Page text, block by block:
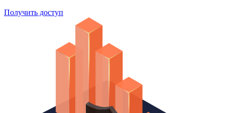
Получить доступ